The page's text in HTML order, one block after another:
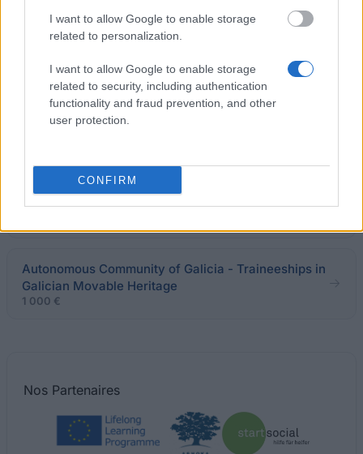
I want to allow Google to enable storage
related to personalization.
I want to allow Google to enable storage
related to security, including authentication
functionality and fraud prevention, and other
user protection.
CONFIRM
State of Greece - State of Greece Scholarships for
Foreigners
EMSP Consortium/Innolux Corp. - Innolux
Excellence Grant
Autonomous Community of Galicia - Traineeships in
Galician Movable Heritage
1 000 €
Nos Partenaires